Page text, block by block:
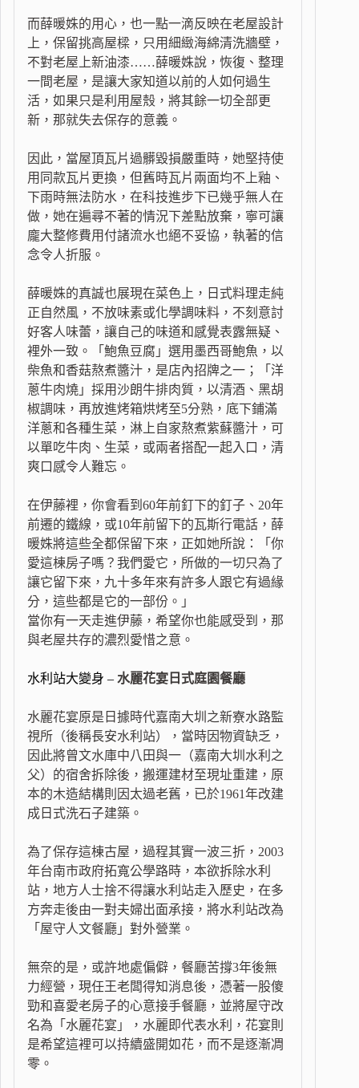
而薛暖姝的用心，也一點一滴反映在老屋設計
上，保留挑高屋樑，只用細緻海綿清洗牆壁，
不對老屋上新油漆……薛暖姝說，恢復、整理
一間老屋，是讓大家知道以前的人如何過生
活，如果只是利用屋殼，將其餘一切全部更
新，那就失去保存的意義。
因此，當屋頂瓦片過髒毀損嚴重時，她堅持使
用同款瓦片更換，但舊時瓦片兩面均不上釉、
下雨時無法防水，在科技進步下已幾乎無人在
做，她在遍尋不著的情況下差點放棄，寧可讓
龐大整修費用付諸流水也絕不妥協，執著的信
念令人折服。
薛暖姝的真誠也展現在菜色上，日式料理走純
正自然風，不放味素或化學調味料，不刻意討
好客人味蕾，讓自己的味道和感覺表露無疑、
裡外一致。「鮑魚豆腐」選用墨西哥鮑魚，以
柴魚和香菇熬煮醬汁，是店內招牌之一；「洋
蔥牛肉燒」採用沙朗牛排肉質，以清酒、黑胡
椒調味，再放進烤箱烘烤至5分熟，底下鋪滿
洋蔥和各種生菜，淋上自家熬煮紫蘇醬汁，可
以單吃牛肉、生菜，或兩者搭配一起入口，清
爽口感令人難忘。
在伊藤裡，你會看到60年前釘下的釘子、20年
前遷的鐵線，或10年前留下的瓦斯行電話，薛
暖姝將這些全都保留下來，正如她所說：「你
愛這棟房子嗎？我們愛它，所做的一切只為了
讓它留下來，九十多年來有許多人跟它有過緣
分，這些都是它的一部份。」
當你有一天走進伊藤，希望你也能感受到，那
與老屋共存的濃烈愛惜之意。
水利站大變身 – 水麗花宴日式庭園餐廳
水麗花宴原是日據時代嘉南大圳之新寮水路監
視所（後稱長安水利站），當時因物資缺乏，
因此將曾文水庫中八田與一（嘉南大圳水利之
父）的宿舍拆除後，搬運建材至現址重建，原
本的木造結構則因太過老舊，已於1961年改建
成日式洗石子建築。
為了保存這棟古屋，過程其實一波三折，2003
年台南市政府拓寬公學路時，本欲拆除水利
站，地方人士捨不得讓水利站走入歷史，在多
方奔走後由一對夫婦出面承接，將水利站改為
「屋守人文餐廳」對外營業。
無奈的是，或許地處偏僻，餐廳苦撐3年後無
力經營，現任王老闆得知消息後，憑著一股傻
勁和喜愛老房子的心意接手餐廳，並將屋守改
名為「水麗花宴」，水麗即代表水利，花宴則
是希望這裡可以持續盛開如花，而不是逐漸凋
零。